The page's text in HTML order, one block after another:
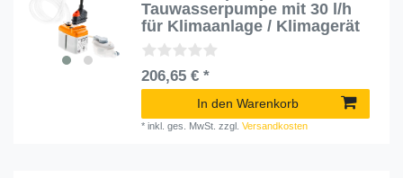
Tauwasserpumpe mit 30 l/h
für Klimaanlage / Klimagerät
206,65 € *
In den Warenkorb
*inkl. ges. MwSt. zzgl.Versandkosten